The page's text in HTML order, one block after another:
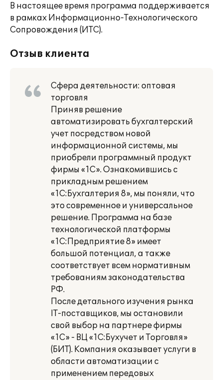
В настоящее время программа поддерживается
в рамках Информационно-Технологического
Сопровождения (ИТС).
Отзыв клиента
Сфера деятельности: оптовая
торговля
Приняв решение
автоматизировать бухгалтерский
учет посредством новой
информационной системы, мы
приобрели программный продукт
фирмы «1С». Ознакомившись с
прикладным решением
«1С:Бухгалтерия 8», мы поняли, что
это современное и универсальное
решение. Программа на базе
технологической платформы
«1С:Предприятие 8» имеет
большой потенциал, а также
соответствует всем нормативным
требованиям законодательства
РФ.
После детального изучения рынка
IT-поставщиков, мы остановили
свой выбор на партнере фирмы
«1С» - ВЦ «1С:Бухучет и Торговля»
(БИТ). Компания оказывает услуги в
области автоматизации с
применением передовых